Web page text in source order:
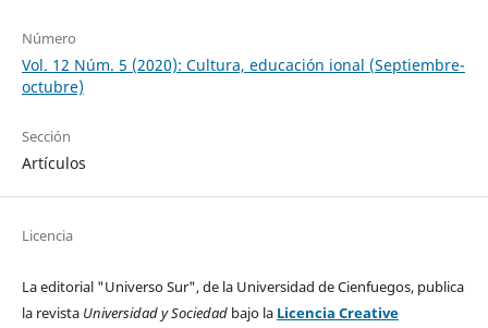
Número
Vol. 12 Núm. 5 (2020): Cultura, educación ional (Septiembre-
octubre)
Sección
Artículos
Licencia
La editorial "Universo Sur", de la Universidad de Cienfuegos, publica
la revista Universidad y Sociedad bajo la Licencia Creative